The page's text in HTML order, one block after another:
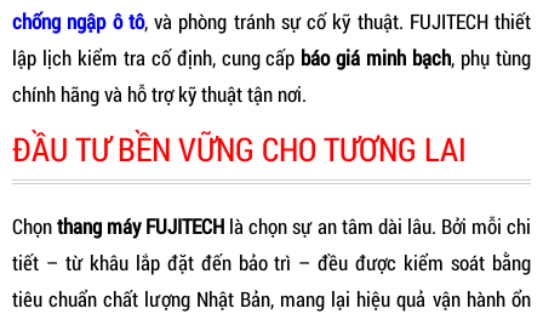
chống ngập ô tô, và phòng tránh sự cố kỹ thuật. FUJITECH thiết
lập lịch kiểm tra cố định, cung cấp báo giá minh bạch, phụ tùng
chính hãng và hỗ trợ kỹ thuật tận nơi.
ĐẦU TƯ BỀN VỮNG CHO TƯƠNG LAI
Chọnthang máy FUJITECH là chọn sự an tâm dài lâu. Bởi mỗi chi
tiết – từ khâu lắp đặt đến bảo trì – đều được kiểm soát bằng
tiêu chuẩn chất lượng Nhật Bản, mang lại hiệu quả vận hành ổn